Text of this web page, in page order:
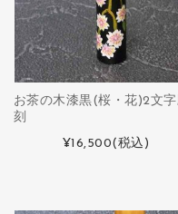
お茶の木漆黒(桜・花)2文
刻
¥16,500(税込)